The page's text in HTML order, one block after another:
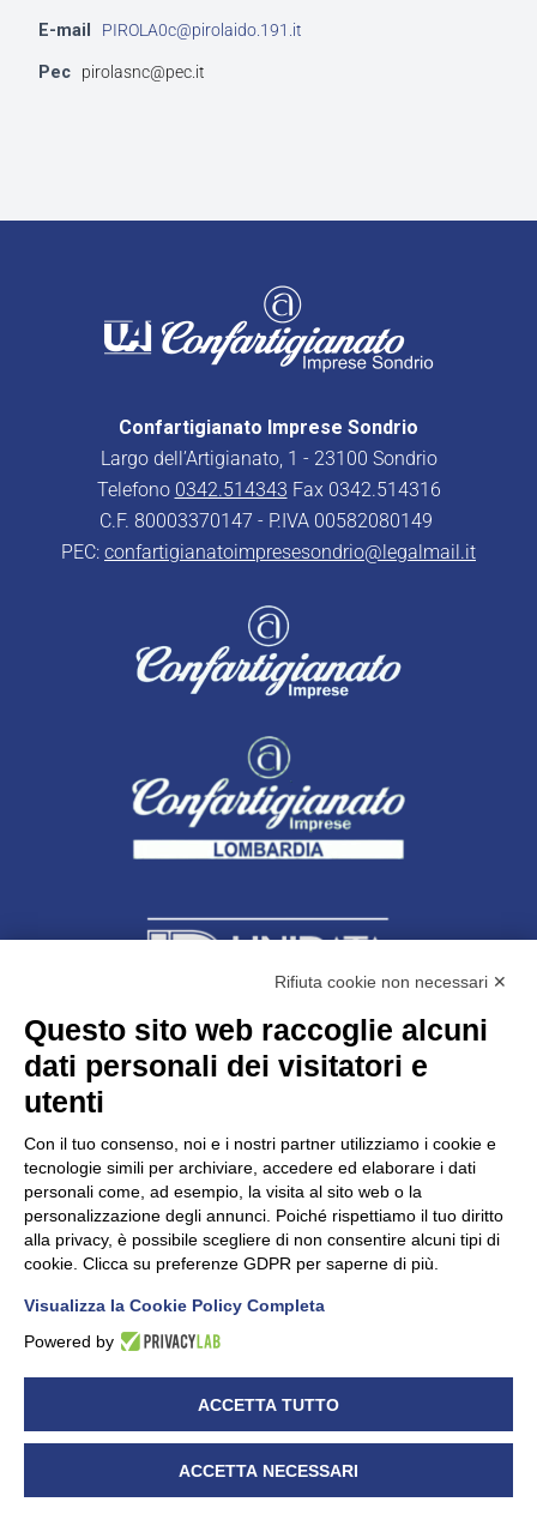
E-mail PIROLA0c@pirolaido.191.it
Pec pirolasnc@pec.it
Confartigianato Imprese Sondrio
Largo dell’Artigianato, 1 - 23100 Sondrio
Telefono 0342.514343 Fax 0342.514316
C.F. 80003370147 - P.IVA 00582080149
PEC: confartigianatoimpresesondrio@legalmail.it
Unidata s.r.lcon unico socio
Largo dell’Artigianato, 1 - 23100 Sondrio
C.F. 00481790145 - N.REA SO-36426
PEC: unidata.sondrio@legalmail.it
Cap. soc. euro 100.000,00 i.v.
UNIDATA - Informativa privacy (per i clienti)
UNIDATA - Whistleblowing
Rifiuta cookie non necessari ✕
Questo sito web raccoglie alcuni
dati personali dei visitatori e
utenti
Con il tuo consenso, noi e i nostri partner utilizziamo i cookie e
tecnologie simili per archiviare, accedere ed elaborare i dati
personali come, ad esempio, la visita al sito web o la
personalizzazione degli annunci. Poiché rispettiamo il tuo diritto
alla privacy, è possibile scegliere di non consentire alcuni tipi di
cookie. Clicca su preferenze GDPR per saperne di più.
Visualizza la Cookie Policy Completa
Powered by
ACCETTA TUTTO
ACCETTA NECESSARI